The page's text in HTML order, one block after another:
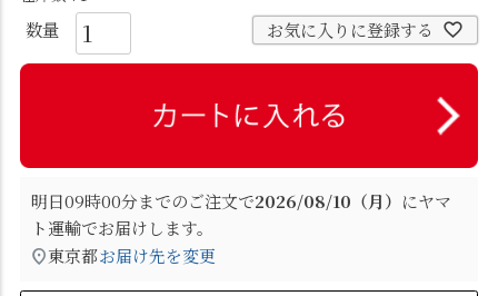
お気に入りに登録する
明日09時00分までのご注文で2026/08/10（月） にヤマ
ト運輸でお届けします。
東京都お届け先を変更